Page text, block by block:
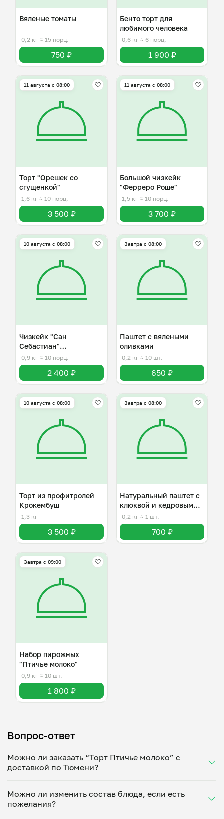
Вяленые томаты
0,2 кг ≈ 15 порц.
750 ₽
Бенто торт для
любимого человека
0,6 кг ≈ 6 порц.
1 900 ₽
11 августа с 08:00
Торт "Орешек со
сгущенкой"
1,6 кг ≈ 10 порц.
3 500 ₽
11 августа с 08:00
Большой чизкейк
"Ферреро Роше"
1,5 кг ≈ 10 порц.
3 700 ₽
10 августа с 08:00
Чизкейк "Сан
Себастиан"
ванильный/
шоколадный
0,9 кг ≈ 10 порц.
2 400 ₽
Завтра c 08:00
Паштет с вялеными
оливками
0,2 кг ≈ 10 шт.
650 ₽
10 августа с 08:00
Торт из профитролей
Крокембуш
1,3 кг
3 500 ₽
Завтра c 08:00
Натуральный паштет с
клюквой и кедровыми
орешками
0,2 кг ≈ 1 шт.
700 ₽
Завтра c 09:00
Набор пирожных
"Птичье молоко"
0,9 кг ≈ 10 шт.
1 800 ₽
Вопрос-ответ
Можно ли заказать “Торт Птичье молоко” с
доставкой по Тюмени?
Укажите удобное время — и получите свежее
домашнее блюдо в большой порции прямо с плиты.
Можно ли изменить состав блюда, если есть
пожелания?